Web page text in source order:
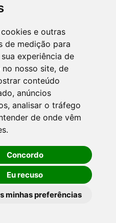
e outras
de medição para
experiência de
no nosso site, de
conteúdo
anúncios
analisar o tráfego
de onde vêm
Concordo
Eu recuso
minhas preferências
(manhã);
Centro - CEP: 95340-
1150
à Prefeitura de